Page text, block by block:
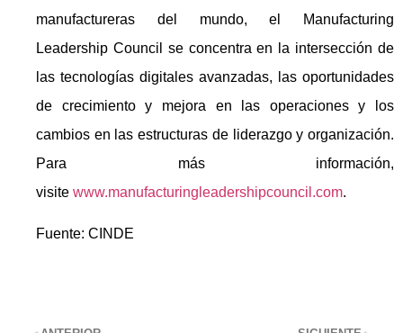
manufactureras del mundo, el Manufacturing
Leadership Council se concentra en la intersección de
las tecnologías digitales avanzadas, las oportunidades
de crecimiento y mejora en las operaciones y los
cambios en las estructuras de liderazgo y organización.
Para más información,
visite www.manufacturingleadershipcouncil.com.
Fuente: CINDE